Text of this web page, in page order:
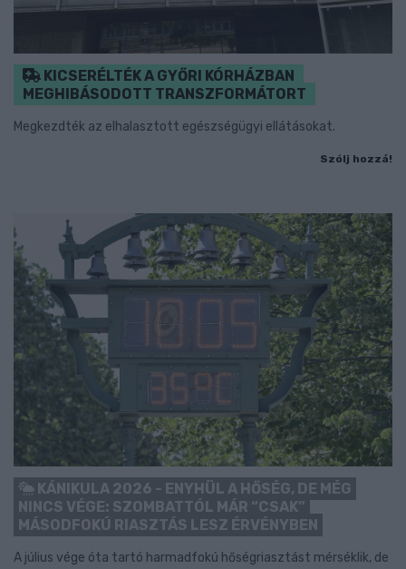
KICSERÉLTÉK A GYŐRI KÓRHÁZBAN
MEGHIBÁSODOTT TRANSZFORMÁTORT
Megkezdték az elhalasztott egészségügyi ellátásokat.
Szólj hozzá!
KÁNIKULA 2026 - ENYHÜL A HŐSÉG, DE MÉG
NINCS VÉGE: SZOMBATTÓL MÁR “CSAK”
MÁSODFOKÚ RIASZTÁS LESZ ÉRVÉNYBEN
A július vége óta tartó harmadfokú hőségriasztást mérséklik, de